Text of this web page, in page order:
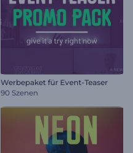
Werbepaket für Event-Teaser
90 Szenen